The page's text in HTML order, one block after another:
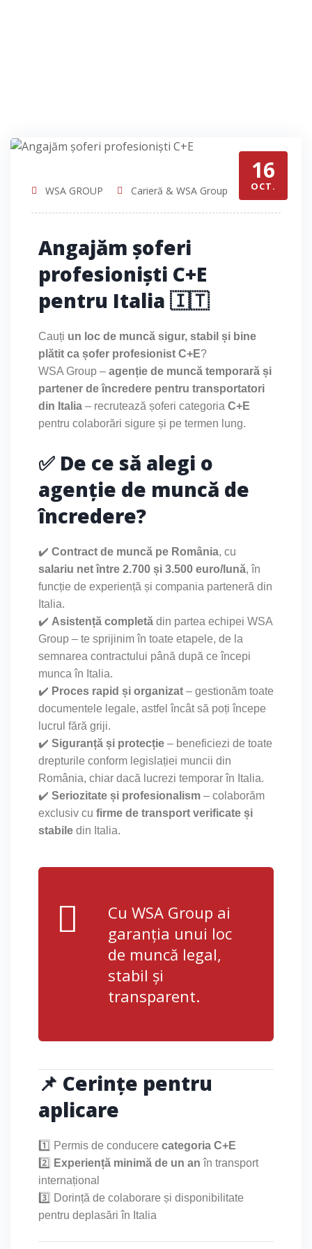
16
OCT.
WSA GROUP Carieră & WSA Group
Angajăm șoferi
profesioniști C+E
pentru Italia 🇮🇹
Cauți un loc de muncă sigur, stabil și bine
plătit ca șofer profesionist C+E?
WSA Group – agenție de muncă temporară și
partener de încredere pentru transportatori
din Italia – recrutează șoferi categoria C+E
pentru colaborări sigure și pe termen lung.
✅ De ce să alegi o
agenție de muncă de
încredere?
✔️ Contract de muncă pe România, cu
salariu net între 2.700 și 3.500 euro/lună, în
funcție de experiență și compania parteneră din
Italia.
✔️ Asistență completă din partea echipei WSA
Group – te sprijinim în toate etapele, de la
semnarea contractului până după ce începi
munca în Italia.
✔️ Proces rapid și organizat – gestionăm toate
documentele legale, astfel încât să poți începe
lucrul fără griji.
✔️ Siguranță și protecție – beneficiezi de toate
drepturile conform legislației muncii din
România, chiar dacă lucrezi temporar în Italia.
✔️ Seriozitate și profesionalism – colaborăm
exclusiv cu firme de transport verificate și
stabile din Italia.
Cu WSA Group ai
garanția unui loc
de muncă legal,
stabil și
transparent.
📌 Cerințe pentru
aplicare
1️⃣ Permis de conducere categoria C+E
2️⃣ Experiență minimă de un an în transport
internațional
3️⃣ Dorință de colaborare și disponibilitate
pentru deplasări în Italia